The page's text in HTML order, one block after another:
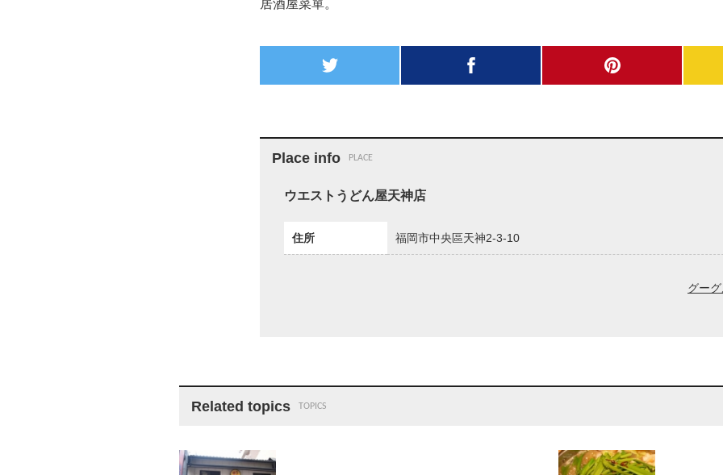
居酒屋菜單。
Place info PLACE
ウエストうどん屋天神店
住所 福岡市中央區天神2-3-10
グー
Related topics TOPICS